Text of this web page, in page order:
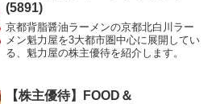
(5891)
京都背脂醤油ラーメンの京都北白川ラー
メン魁力屋を3大都市圏中心に展開してい
る、魁力屋の株主優待を紹介します。
【株主優待】FOOD＆